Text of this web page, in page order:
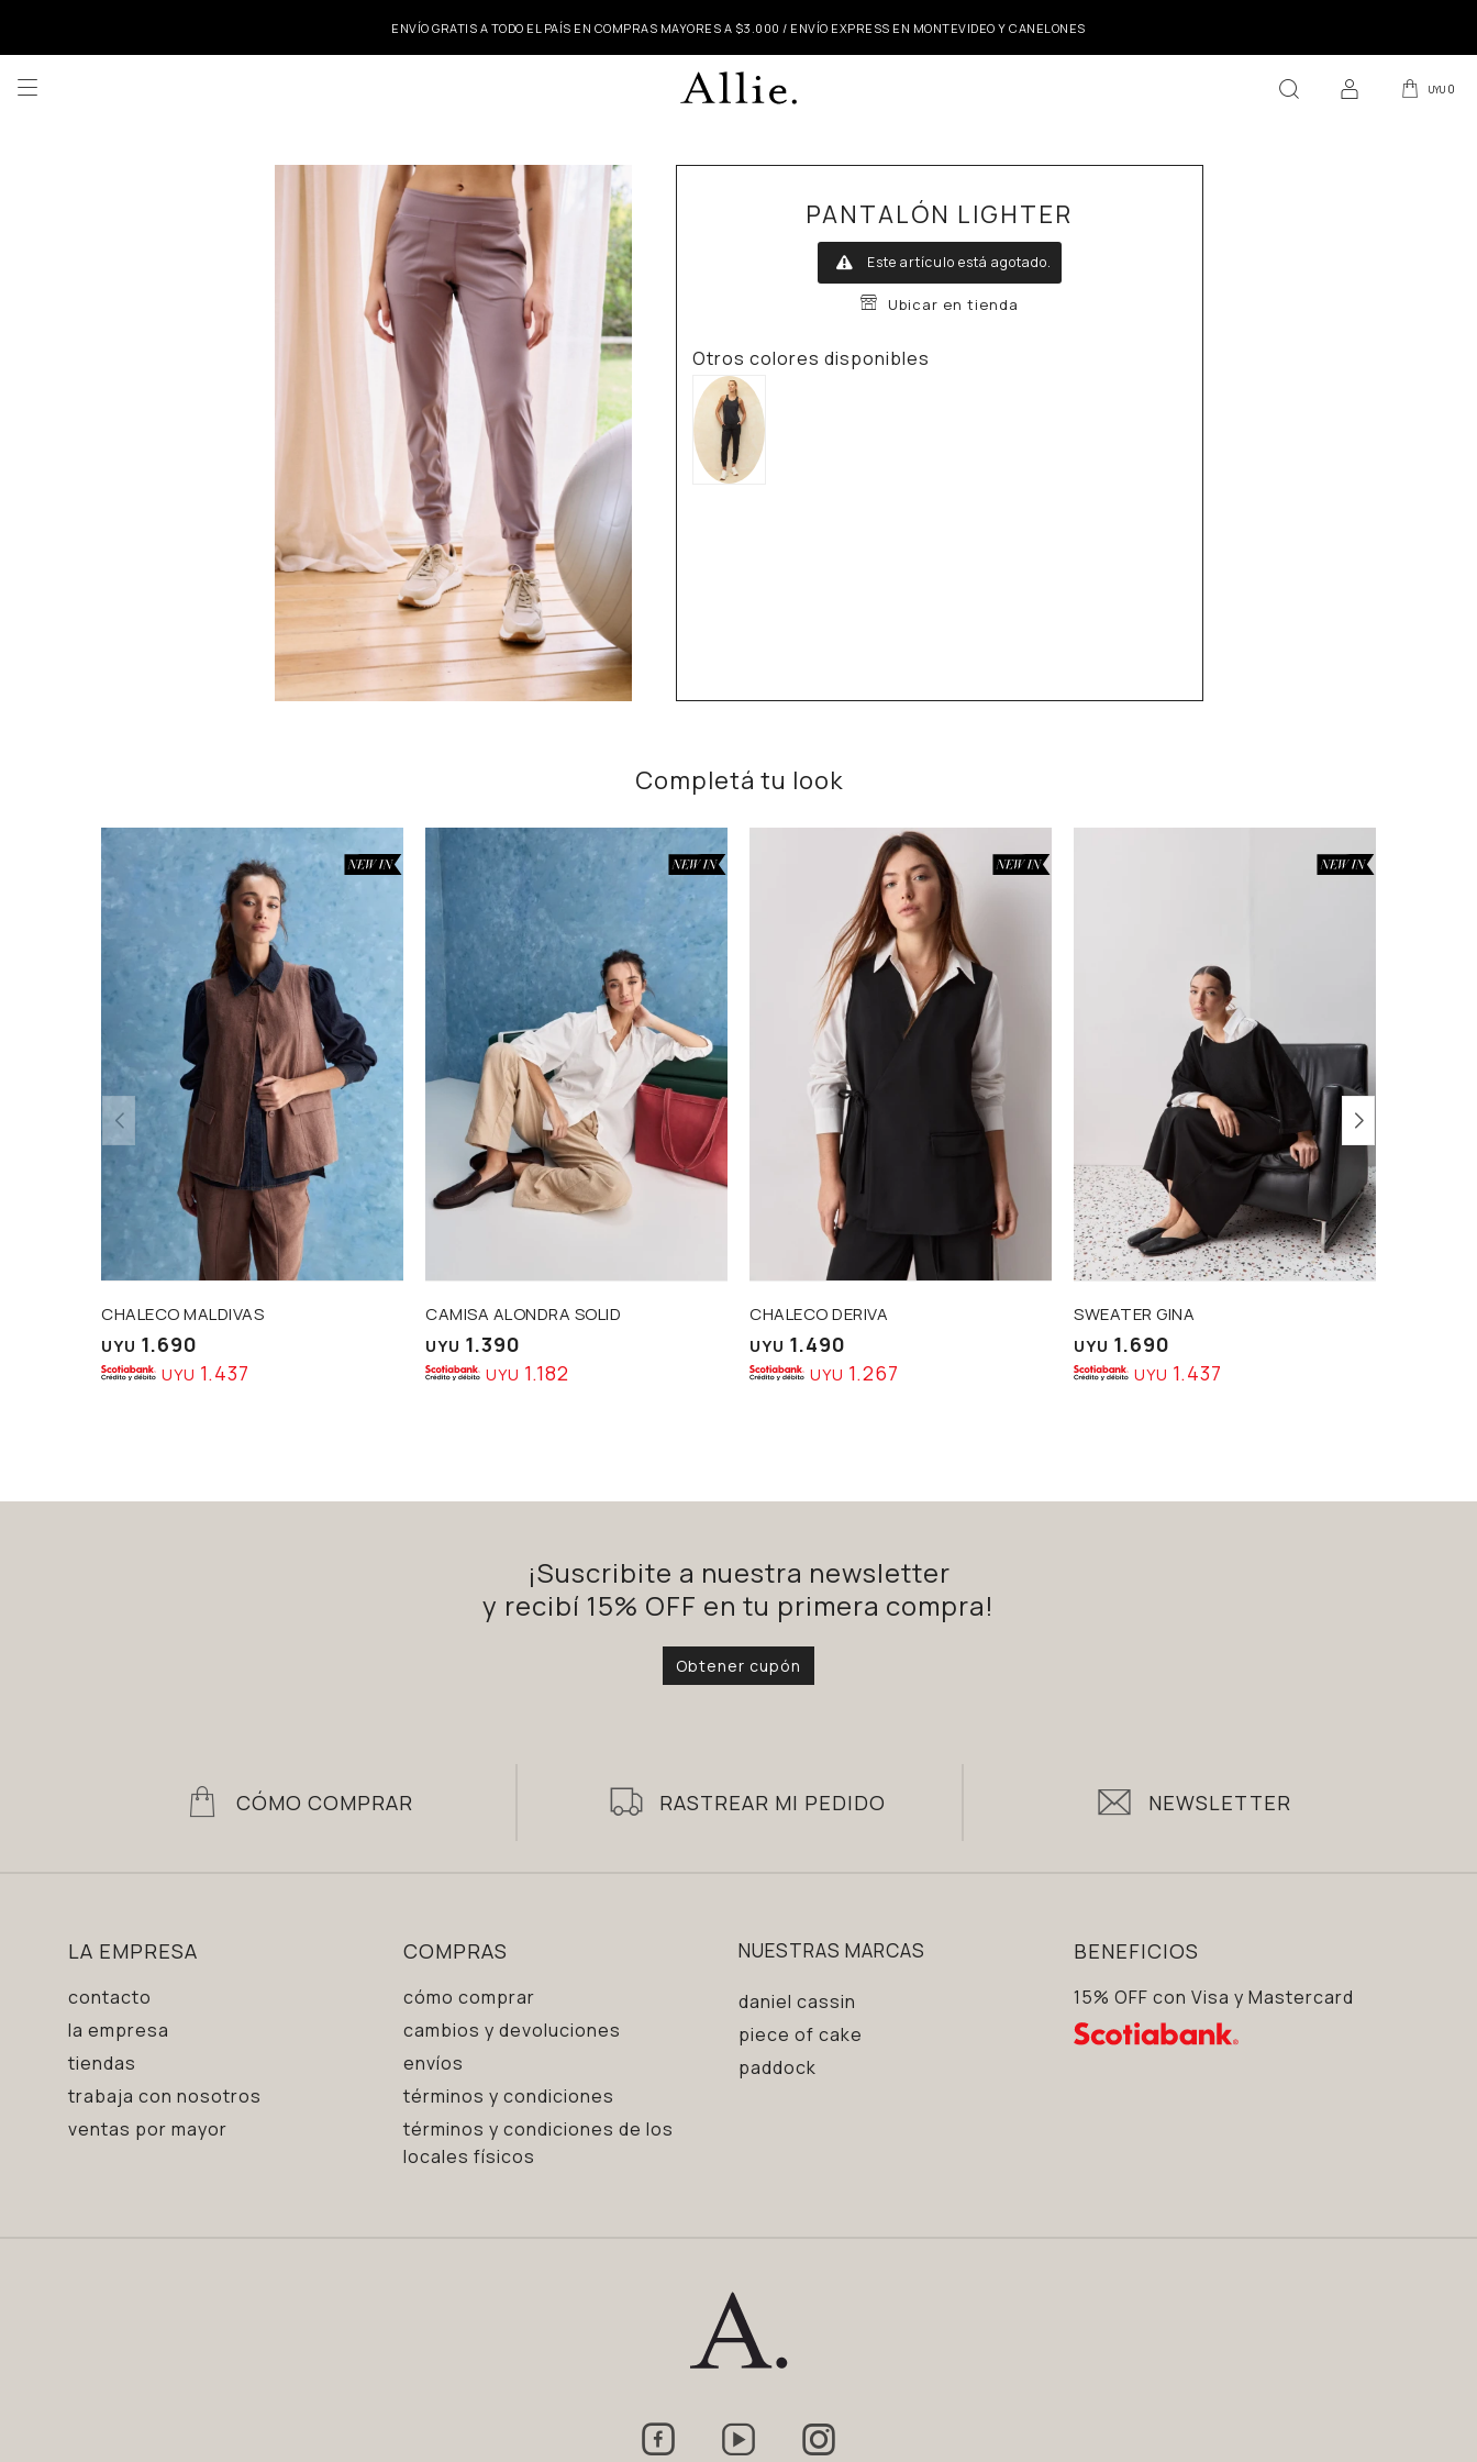
ENVÍO GRATIS A TODO EL PAÍS EN COMPRAS MAYORES A $3.000 / ENVÍO EXPRESS EN MONTEVIDEO Y CANELONES
UYU 0

PANTALÓN LIGHTER
Este artículo está agotado.
Ubicar en tienda
Otros colores disponibles
Completá tu look
CHALECO MALDIVAS
UYU 1.690
UYU 1.437
CAMISA ALONDRA SOLID
UYU 1.390
UYU 1.182
CHALECO DERIVA
UYU 1.490
UYU 1.267
SWEATER GINA
UYU 1.690
UYU 1.437
¡Suscribite a nuestra newsletter
y recibí 15% OFF en tu primera compra!
Obtener cupón
CÓMO COMPRAR RASTREAR MI PEDIDO NEWSLETTER
LA EMPRESA
contacto
la empresa
tiendas
trabaja con nosotros
ventas por mayor
COMPRAS
cómo comprar
cambios y devoluciones
envíos
términos y condiciones
términos y condiciones de los
locales físicos
NUESTRAS MARCAS
daniel cassin
piece of cake
paddock
BENEFICIOS
15% OFF con Visa y Mastercard
  